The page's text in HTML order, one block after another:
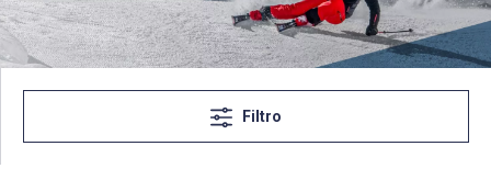
Filtro